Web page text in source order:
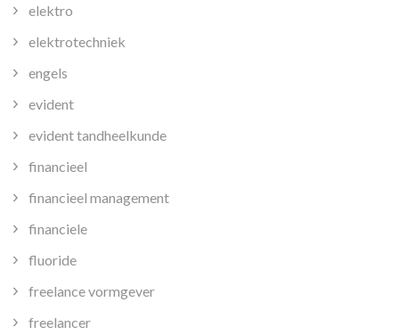
elektro
elektrotechniek
engels
evident
evident tandheelkunde
financieel
financieel management
financiele
fluoride
freelance vormgever
freelancer